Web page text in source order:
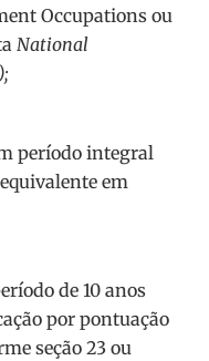
Occupations ou
National
período integral
em
de 10 anos
por pontuação
seção 23 ou